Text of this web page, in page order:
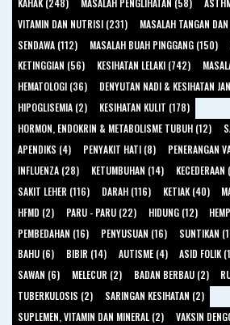
VITAMIN DAN NUTRISI (231)
MASALAH TANGAN
SENDAWA (112)
MASALAH BUAH PINGGANG (150)
KETINGGIAN (56)
KESIHATAN LELAKI (742)
HEMATOLOGI (36)
DENYUTAN NADI & KESIHATAN
HIPOGLISEMIA (2)
KESIHATAN KULIT (178)
HORMON, ENDOKRIN & METABOLISME TUBUH (12)
APENDIKS (4)
PENYAKIT HATI (8) PENERANGAN
INFLUENZA (28)
KETUMBUHAN (14)
SAKIT LEHER (116)
DARAH (116) KETIAK (40)
HFMD (2)
PARU - PARU (22) HIDUNG (12)
PEMBEDAHAN (16)
PENYUSUAN (16) SUNTIKAN
BAHU (6)
BIBIR (14) AUTISME (4) ASID FOLIK
SAWAN (6)
MELECUR (2) BADAN BERBAU (2)
TUBERKULOSIS (2)
SARINGAN KESIHATAN (2)
SUPLEMEN, VITAMIN DAN MINERAL (2)
VAKSIN